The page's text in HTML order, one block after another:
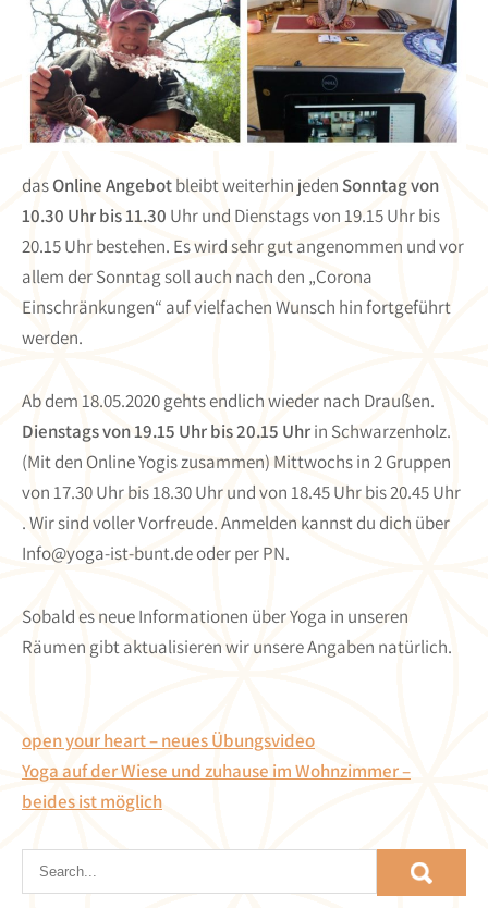
dasOnline Angebotbleibt weiterhin jeden Sonntag von
10.30 Uhr bis 11.30 Uhr und Dienstags von 19.15 Uhr bis
20.15 Uhr bestehen. Es wird sehr gut angenommen und vor
allem der Sonntag soll auch nach den „Corona
Einschränkungen“ auf vielfachen Wunsch hin fortgeführt
werden.
Ab dem 18.05.2020 gehts endlich wieder nach Draußen.
Dienstags von 19.15 Uhr bis 20.15 Uhrin Schwarzenholz.
(Mit den Online Yogis zusammen) Mittwochs in 2 Gruppen
von 17.30 Uhr bis 18.30 Uhr und von 18.45 Uhr bis 20.45 Uhr
. Wir sind voller Vorfreude. Anmelden kannst du dich über
Info@yoga-ist-bunt.deoder per PN.
Sobald es neue Informationen über Yoga in unseren
Räumen gibt aktualisieren wir unsere Angaben natürlich.
Beitragsnavigation
open your heart – neues Übungsvideo
Yoga auf der Wiese und zuhause im Wohnzimmer –
beides ist möglich